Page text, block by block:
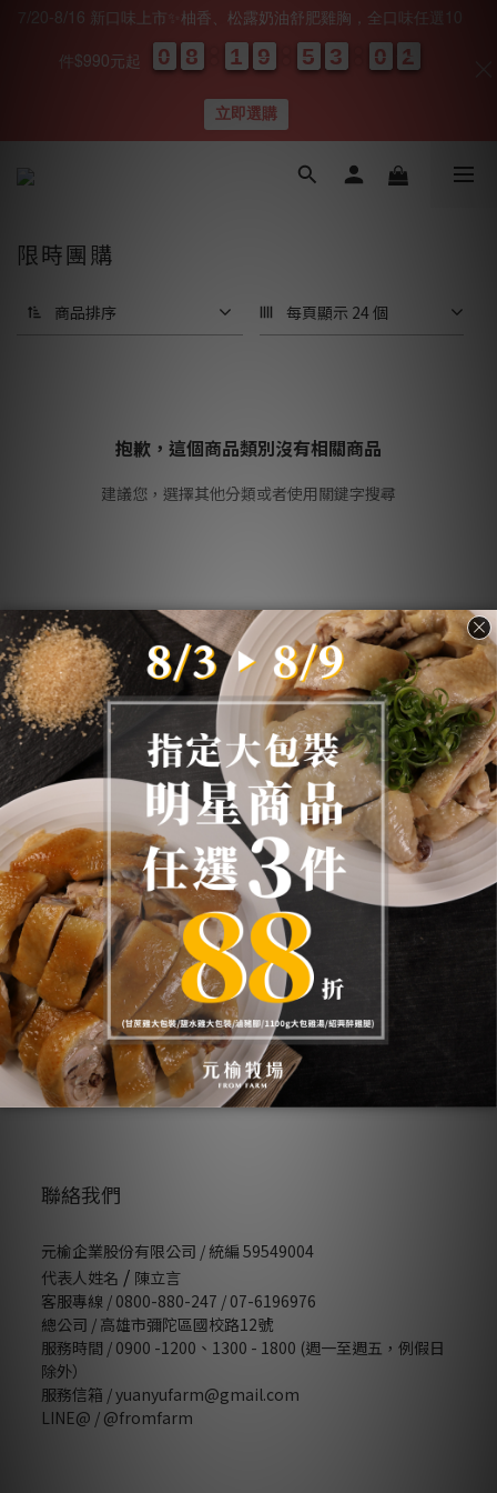
限時團購
商品排序 每頁顯示 24 個
抱歉，這個商品類別沒有相關商品
建議您，選擇其他分類或者使用關鍵字搜尋
關於我們
衝浪雞
重要公告
媒體推薦
哪裡找到我們
檢驗報告
人才招募
顧客服務
會員權益
隱私條款
條款與細則
常見Ｑ＆Ａ
聯絡我們
元榆企業股份有限公司 / 統編 59549004
代表人姓名 / 陳立言
客服專線 / 0800-880-247 / 07-6196976
總公司 / 高雄市彌陀區國校路12號
服務時間 / 0900 -1200、1300 - 1800 (週一至週五，例假日
除外）
服務信箱 / yuanyufarm@gmail.com
LINE@ / @fromfarm
7/20-8/16 新口味上市✨柚香、松露奶油舒肥雞胸，全口味任選10
件$990元起 0
0
0
0 8
8
8
8 1
1
1
1 9
9
9
9 5
5
5
5 3
3
3
3 0
0
0
0 0
0
1
1
1
1
立即選購